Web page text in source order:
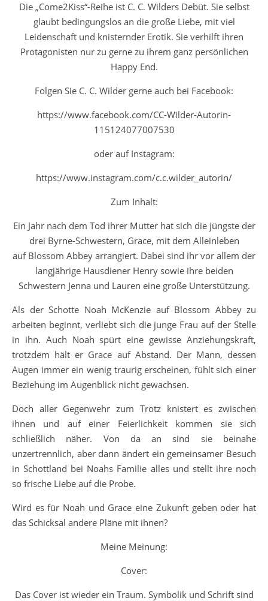
Die „Come2Kiss“-Reihe ist C. C. Wilders Debüt. Sie selbst
glaubt bedingungslos an die große Liebe, mit viel
Leidenschaft und knisternder Erotik. Sie verhilft ihren
Protagonisten nur zu gerne zu ihrem ganz persönlichen
Happy End.
Folgen Sie C. C. Wilder gerne auch bei Facebook:
https://www.facebook.com/CC-Wilder-Autorin-
115124077007530
oder auf Instagram:
https://www.instagram.com/c.c.wilder_autorin/
Zum Inhalt:
Ein Jahr nach dem Tod ihrer Mutter hat sich die jüngste der
drei Byrne-Schwestern, Grace, mit dem Alleinleben
auf Blossom Abbey arrangiert. Dabei sind ihr vor allem der
langjährige Hausdiener Henry sowie ihre beiden
Schwestern Jenna und Lauren eine große Unterstützung.
Als der Schotte Noah McKenzie auf Blossom Abbey zu
arbeiten beginnt, verliebt sich die junge Frau auf der Stelle
in ihn. Auch Noah spürt eine gewisse Anziehungskraft,
trotzdem hält er Grace auf Abstand. Der Mann, dessen
Augen immer ein wenig traurig erscheinen, fühlt sich einer
Beziehung im Augenblick nicht gewachsen.
Doch aller Gegenwehr zum Trotz knistert es zwischen
ihnen und auf einer Feierlichkeit kommen sie sich
schließlich näher. Von da an sind sie beinahe
unzertrennlich, aber dann ändert ein gemeinsamer Besuch
in Schottland bei Noahs Familie alles und stellt ihre noch
so frische Liebe auf die Probe.
Wird es für Noah und Grace eine Zukunft geben oder hat
das Schicksal andere Pläne mit ihnen?
Meine Meinung:
Cover:
Das Cover ist wieder ein Traum. Symbolik und Schrift sind